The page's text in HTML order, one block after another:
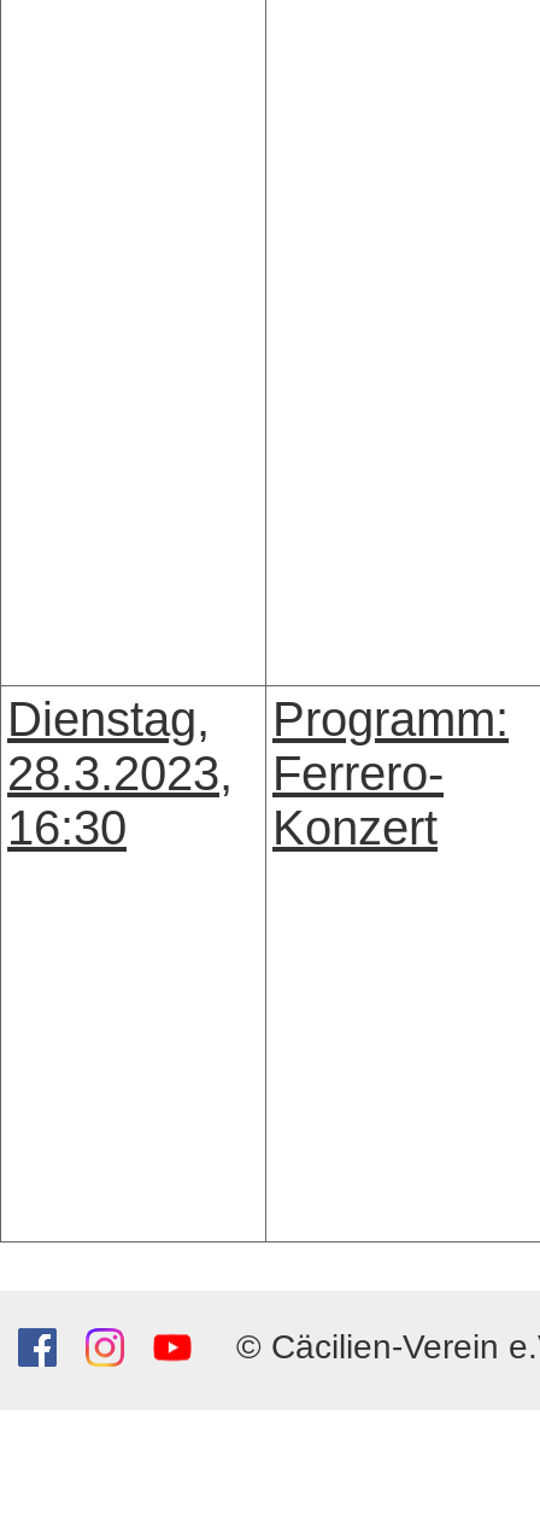
Dienstag,
28.3.2023,
16:30
Programm:
Ferrero-
Konzert
© Cäcilien-Verein